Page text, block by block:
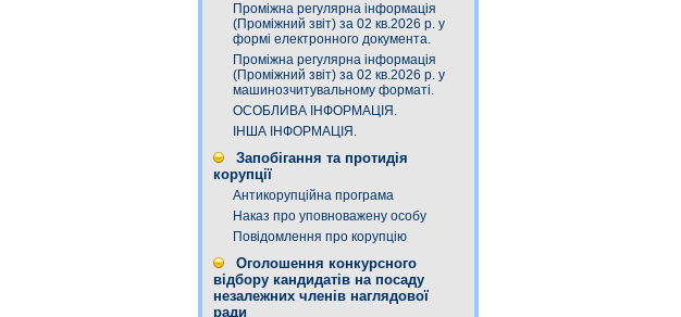
Проміжна регулярна інформація
(Проміжний звіт) за 02 кв.2026 р. у
формі електронного документа.
Проміжна регулярна інформація
(Проміжний звіт) за 02 кв.2026 р. у
машинозчитувальному форматі.
ОСОБЛИВА ІНФОРМАЦІЯ.
ІНША ІНФОРМАЦІЯ.
Запобігання та протидія
корупції
Антикорупційна програма
Наказ про уповноважену особу
Повідомлення про корупцію
Оголошення конкурсного
відбору кандидатів на посаду
незалежних членів наглядової
ради